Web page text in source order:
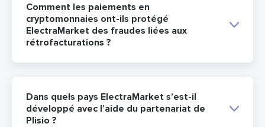
Comment les paiements en
cryptomonnaies ont-ils protégé
ElectraMarket des fraudes liées aux
rétrofacturations ?
Dans quels pays ElectraMarket s’est-il
développé avec l’aide du partenariat de
Plisio ?